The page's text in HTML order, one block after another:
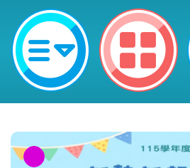
轉知「113年淨零綠
份-桃園市平鎮區新